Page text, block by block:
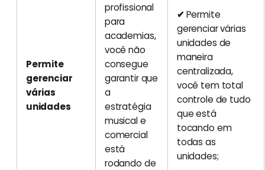
Permite
gerenciar
várias
unidades
profissional
para
academias,
você não
consegue
garantir que
a
estratégia
musical e
comercial
está
rodando de
✔Permite
gerenciar várias
unidades de
maneira
centralizada,
você tem total
controle de tudo
que está
tocando em
todas as
unidades;